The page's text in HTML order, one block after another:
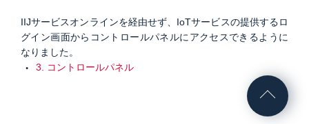
IIJサービスオンラインを経由せず、IoTサービスの提供するロ
グイン画面からコントロールパネルにアクセスできるように
なりました。
3. コントロールパネル